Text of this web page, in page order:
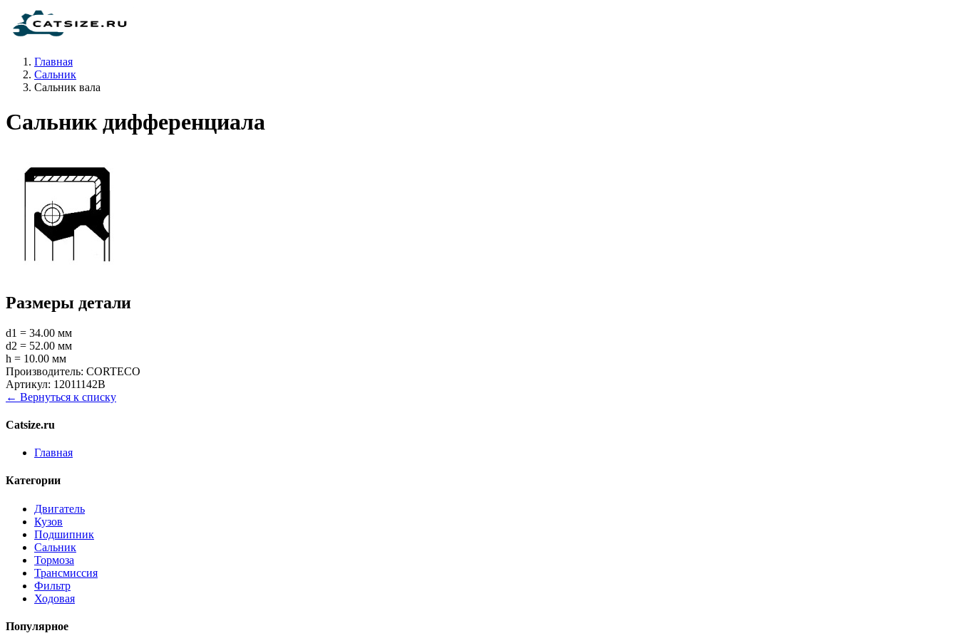
Главная
Сальник
Сальник вала
Сальник дифференциала
Размеры детали
d1 = 34.00 мм
d2 = 52.00 мм
h = 10.00 мм
Производитель: CORTECO
Артикул: 12011142B
← Вернуться к списку
Catsize.ru
Главная
Категории
Двигатель
Кузов
Подшипник
Сальник
Тормоза
Трансмиссия
Фильтр
Ходовая
Популярное